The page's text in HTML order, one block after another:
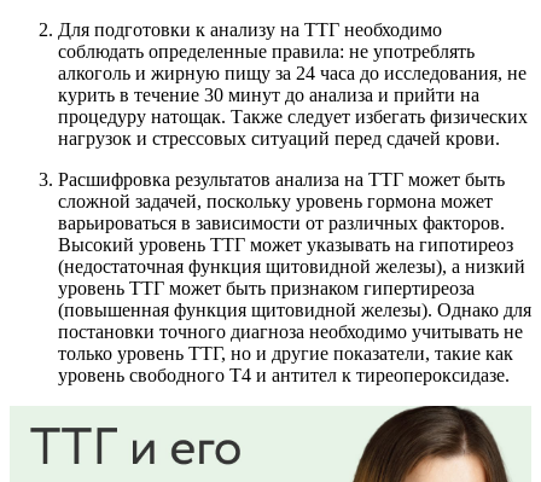
Для подготовки к анализу на ТТГ необходимо
соблюдать определенные правила: не употреблять
алкоголь и жирную пищу за 24 часа до исследования, не
курить в течение 30 минут до анализа и прийти на
процедуру натощак. Также следует избегать физических
нагрузок и стрессовых ситуаций перед сдачей крови.
Расшифровка результатов анализа на ТТГ может быть
сложной задачей, поскольку уровень гормона может
варьироваться в зависимости от различных факторов.
Высокий уровень ТТГ может указывать на гипотиреоз
(недостаточная функция щитовидной железы), а низкий
уровень ТТГ может быть признаком гипертиреоза
(повышенная функция щитовидной железы). Однако для
постановки точного диагноза необходимо учитывать не
только уровень ТТГ, но и другие показатели, такие как
уровень свободного Т4 и антител к тиреопероксидазе.